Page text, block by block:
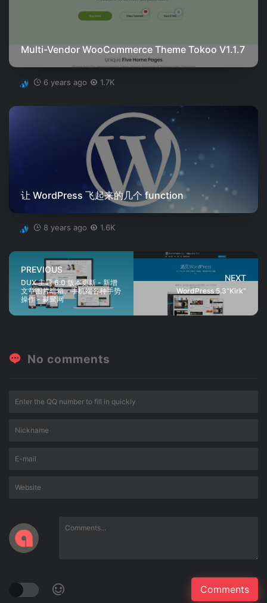
Multi-Vendor WooCommerce Theme Tokoo V1.1.7
6 years ago 1.7K
让 WordPress 飞起来的几个 function
8 years ago 1.6K
PREVIOUS
DUX 主题 6.0 版本更新 - 新增
文章图片暗箱、手机端各种手势
操作 - 赢聚网
NEXT
WordPress 5.3“Kirk”
No comments